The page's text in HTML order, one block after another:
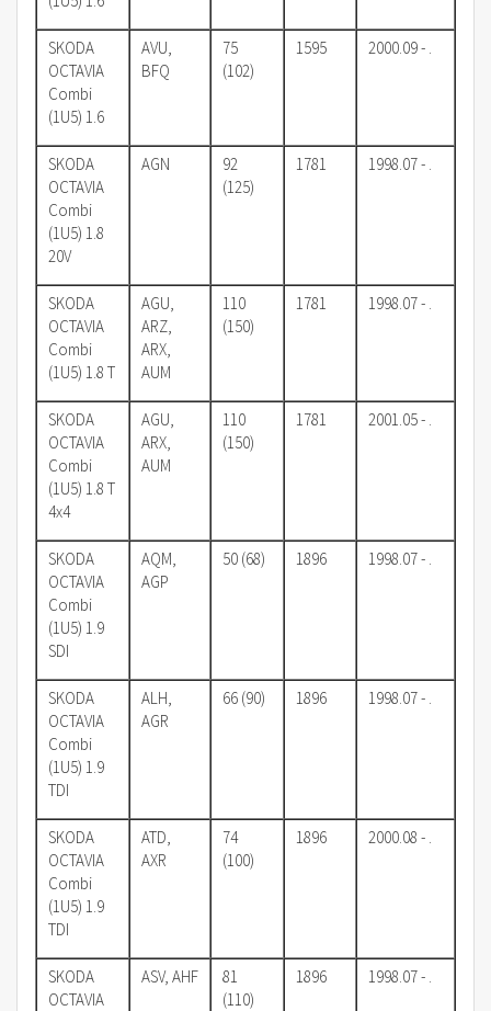
SKODA
OCTAVIA
Combi
(1U5) 1.6
AVU,
BFQ
75
(102)
1595 2000.09 - .
SKODA
OCTAVIA
Combi
(1U5) 1.8
20V
AGN
92
(125)
1781 1998.07 - .
SKODA
OCTAVIA
Combi
(1U5) 1.8 T
AGU,
ARZ,
ARX,
AUM
110
(150)
1781 1998.07 - .
SKODA
OCTAVIA
Combi
(1U5) 1.8 T
4x4
AGU,
ARX,
AUM
110
(150)
1781 2001.05 - .
SKODA
OCTAVIA
Combi
(1U5) 1.9
SDI
AQM,
AGP
50 (68) 1896 1998.07 - .
SKODA
OCTAVIA
Combi
(1U5) 1.9
TDI
ALH,
AGR
66 (90) 1896 1998.07 - .
SKODA
OCTAVIA
Combi
(1U5) 1.9
TDI
ATD,
AXR
74
(100)
1896 2000.08 - .
SKODA
OCTAVIA
ASV, AHF
81
(110)
1896 1998.07 - .